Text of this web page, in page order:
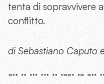
tenta di sopravvivere
conflitto.
di Sebastiano Caputo